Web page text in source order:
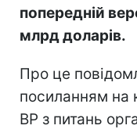
попередній
млрд доларів.
Про це
посиланням на
ВР з питань